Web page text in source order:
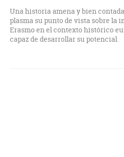
Una historia amena y bien
plasma su punto de vista sobre la
Erasmo en el contexto histórico
capaz de desarrollar su potencial.